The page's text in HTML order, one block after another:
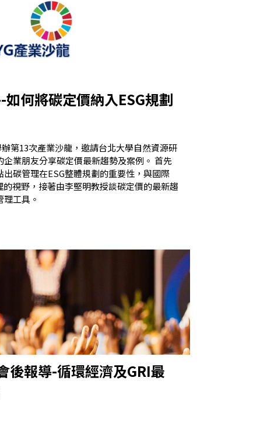
何將碳定價納入ESG規劃
第13次產業沙龍，邀請台北大學自然資源研
業朋友分享碳定價最新趨勢及案例。 首先
碳管理在ESG整體規劃的重要性，與國際
視野，接著由李堅明教授談碳定價的最新趨
工具。
後報導-循環經濟及GRI最